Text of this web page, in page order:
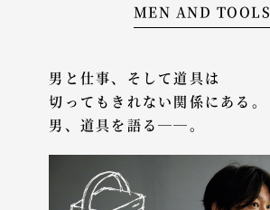
MEN AND TOOLS
男と仕事、そして道具は
切ってもきれない関係にある。
男、道具を語る――。